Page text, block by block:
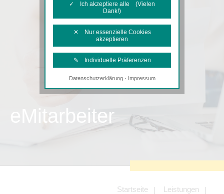
eMitarbeiter
Startseite
Leistungen
✓ Ich akzeptiere alle (Vielen
Dank!)
✕ Nur essenzielle Cookies
akzeptieren
✎ Individuelle Präferenzen
Notwendige Cookies
Diese Cookies sind erforderlich, um die
Tracking- und Targeting-Cookies
Diese Cookies sind erforderlich, um
Angebotes einschließlich der
Angeboten von z.B. Facebook und
Datenschutzerklärung· Impressum